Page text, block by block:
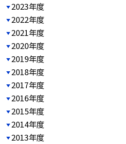
2023年度
2022年度
2021年度
2020年度
2019年度
2018年度
2017年度
2016年度
2015年度
2014年度
2013年度